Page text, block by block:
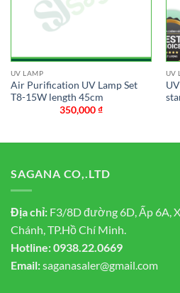
UV LAMP
Air Purification UV Lamp Set
T8-15W length 45cm
350,000₫
UV
SAGANA CO,.LTD
Địa chỉ: F3/8D đường 6D, Ấp 6A,
Chánh, TP.Hồ Chí Minh.
Hotline:0938.22.0669
Email:saganasaler@gmail.com